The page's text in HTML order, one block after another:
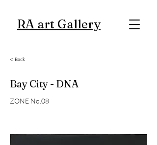
RA art Gallery
< Back
Bay City - DNA
ZONE No.08